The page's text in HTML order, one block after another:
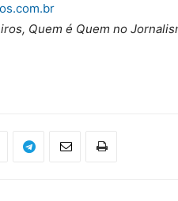
Quem é Quem no